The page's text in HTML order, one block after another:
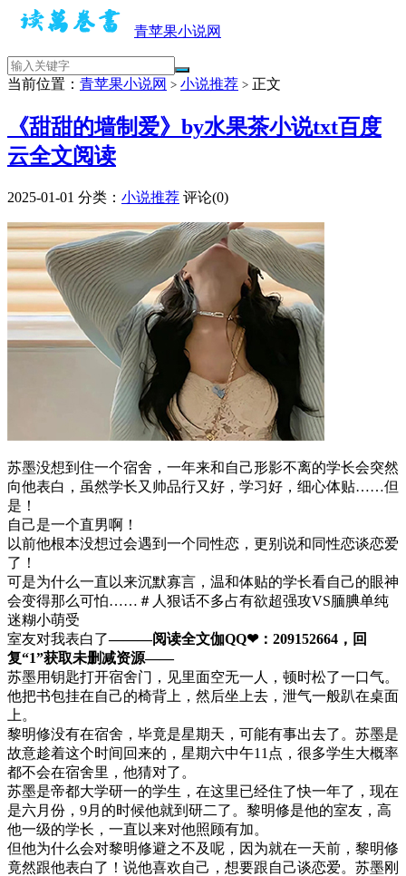
青苹果小说网
当前位置： 青苹果小说网 > 小说推荐 > 正文
《甜甜的墙制爱》by水果茶小说txt百度
云全文阅读
2025-01-01 分类： 小说推荐 评论(0)
苏墨没想到住一个宿舍，一年来和自己形影不离的学长会突然
向他表白，虽然学长又帅品行又好，学习好，细心体贴……但
是！
自己是一个直男啊！
以前他根本没想过会遇到一个同性恋，更别说和同性恋谈恋爱
了！
可是为什么一直以来沉默寡言，温和体贴的学长看自己的眼神
会变得那么可怕……＃人狠话不多占有欲超强攻VS腼腆单纯
迷糊小萌受
室友对我表白了———阅读全文伽QQ❤：209152664，回
复“1”获取未删减资源—​​​​—
苏墨用钥匙打开宿舍门，见里面空无一人，顿时松了一口气。
他把书包挂在自己的椅背上，然后坐上去，泄气一般趴在桌面
上。
黎明修没有在宿舍，毕竟是星期天，可能有事出去了。苏墨是
故意趁着这个时间回来的，星期六中午11点，很多学生大概率
都不会在宿舍里，他猜对了。
苏墨是帝都大学研一的学生，在这里已经住了快一年了，现在
是六月份，9月的时候他就到研二了。黎明修是他的室友，高
他一级的学长，一直以来对他照顾有加。
但他为什么会对黎明修避之不及呢，因为就在一天前，黎明修
竟然跟他表白了！说他喜欢自己，想要跟自己谈恋爱。苏墨刚